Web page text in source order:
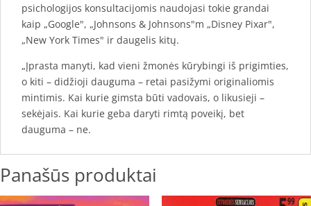
psichologijos konsultacijomis naudojasi tokie grandai
kaip „Google", „Johnsons & Johnsons"m „Disney Pixar",
„New York Times" ir daugelis kitų.
„Įprasta manyti, kad vieni žmonės kūrybingi iš prigimties,
o kiti – didžioji dauguma – retai pasižymi originaliomis
mintimis. Kai kurie gimsta būti vadovais, o likusieji –
sekėjais. Kai kurie geba daryti rimtą poveikį, bet
dauguma – ne.
Panašūs produktai